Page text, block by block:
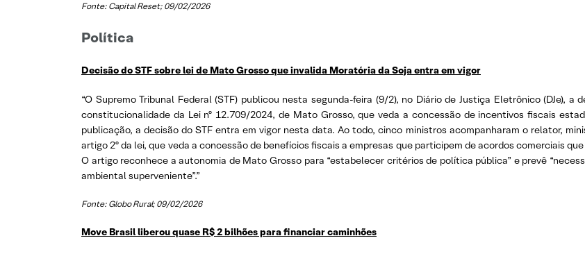
Fonte: Capital Reset; 09/02/2026
Política
Decisão do STF sobre lei de Mato Grosso que invalida Moratória da Soja entra em vigor
“O Supremo Tribunal Federal (STF) publicou nesta segunda-feira (9/2), no Diário de Justiça Eletrônico (DJe),
constitucionalidade da Lei nº 12.709/2024, de Mato Grosso, que veda a concessão de incentivos fiscais
publicação, a decisão do STF entra em vigor nesta data. Ao todo, cinco ministros acompanharam o relator,
artigo 2º da lei, que veda a concessão de benefícios fiscais a empresas que participem de acordos comerciais
O artigo reconhece a autonomia de Mato Grosso para “estabelecer critérios de política pública” e prevê
ambiental superveniente”.”
Fonte: Globo Rural; 09/02/2026
Move Brasil liberou quase R$ 2 bilhões para financiar caminhões